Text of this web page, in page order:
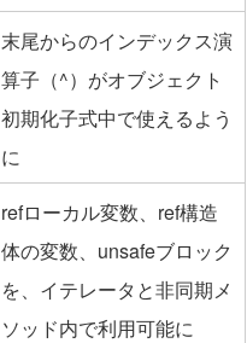
末尾からのインデックス演
算子（^）がオブジェクト
初期化子式中で使えるよう
に
refローカル変数、ref構造
体の変数、unsafeブロック
を、イテレータと非同期メ
ソッド内で利用可能に